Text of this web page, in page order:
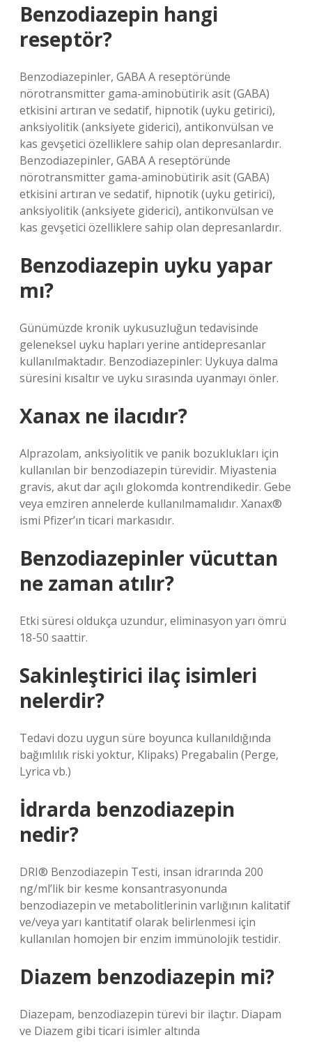
Benzodiazepin hangi
reseptör?
Benzodiazepinler, GABA A reseptöründe
nörotransmitter gama-aminobütirik asit (GABA)
etkisini artıran ve sedatif, hipnotik (uyku getirici),
anksiyolitik (anksiyete giderici), antikonvülsan ve
kas gevşetici özelliklere sahip olan depresanlardır.
Benzodiazepinler, GABA A reseptöründe
nörotransmitter gama-aminobütirik asit (GABA)
etkisini artıran ve sedatif, hipnotik (uyku getirici),
anksiyolitik (anksiyete giderici), antikonvülsan ve
kas gevşetici özelliklere sahip olan depresanlardır.
Benzodiazepin uyku yapar
mı?
Günümüzde kronik uykusuzluğun tedavisinde
geleneksel uyku hapları yerine antidepresanlar
kullanılmaktadır. Benzodiazepinler: Uykuya dalma
süresini kısaltır ve uyku sırasında uyanmayı önler.
Xanax ne ilacıdır?
Alprazolam, anksiyolitik ve panik bozuklukları için
kullanılan bir benzodiazepin türevidir. Miyastenia
gravis, akut dar açılı glokomda kontrendikedir. Gebe
veya emziren annelerde kullanılmamalıdır. Xanax®
ismi Pfizer’ın ticari markasıdır.
Benzodiazepinler vücuttan
ne zaman atılır?
Etki süresi oldukça uzundur, eliminasyon yarı ömrü
18-50 saattir.
Sakinleştirici ilaç isimleri
nelerdir?
Tedavi dozu uygun süre boyunca kullanıldığında
bağımlılık riski yoktur, Klipaks) Pregabalin (Perge,
Lyrica vb.)
İdrarda benzodiazepin
nedir?
DRI® Benzodiazepin Testi, insan idrarında 200
ng/ml’lik bir kesme konsantrasyonunda
benzodiazepin ve metabolitlerinin varlığının kalitatif
ve/veya yarı kantitatif olarak belirlenmesi için
kullanılan homojen bir enzim immünolojik testidir.
Diazem benzodiazepin mi?
Diazepam, benzodiazepin türevi bir ilaçtır. Diapam
ve Diazem gibi ticari isimler altında